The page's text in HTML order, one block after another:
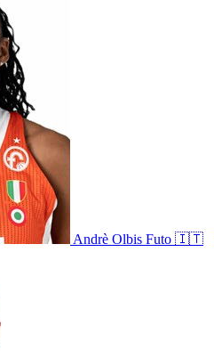
Andrè Olbis Futo 🇮🇹